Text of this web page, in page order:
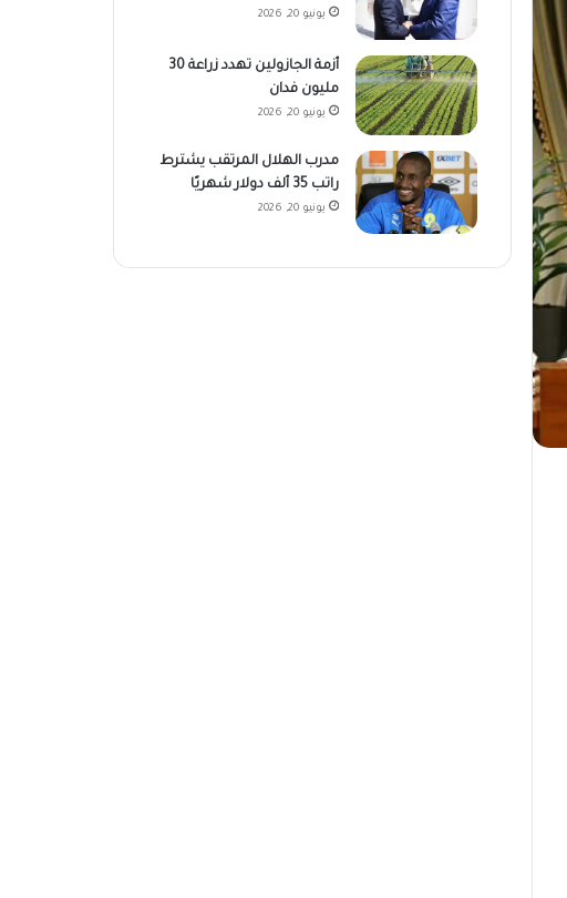
يونيو 20, 2026
أزمة الجازولين تهدد زراعة 30
مليون فدان
يونيو 20, 2026
مدرب الهلال المرتقب يشترط
راتب 35 ألف دولار شهريًا
يونيو 20, 2026